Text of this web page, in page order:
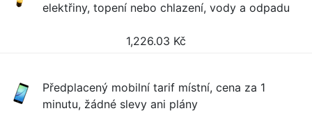
elektřiny, topení nebo chlazení, vody a odpadu
1,226.03 Kč
Předplacený mobilní tarif místní, cena za 1
minutu, žádné slevy ani plány